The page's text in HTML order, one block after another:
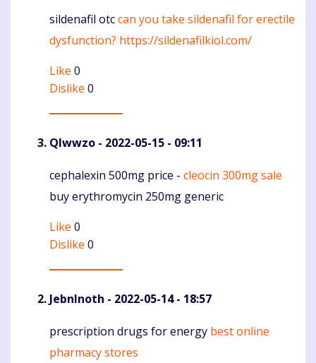
Komentaras
sildenafil otccan you take sildenafil for erectile
dysfunction? https://sildenafilkiol.com/
Like 0
Dislike 0
Qlwwzo - 2022-05-15 - 09:11
Komentaras
cephalexin 500mg price - cleocin 300mg sale
buy erythromycin 250mg generic
Like 0
Dislike 0
JebnInoth - 2022-05-14 - 18:57
Komentaras
prescription drugs for energy best online
pharmacy stores